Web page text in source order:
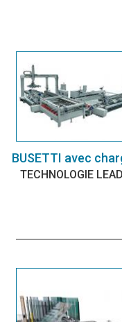
BUSETTI avec
TECHNOLOGIE